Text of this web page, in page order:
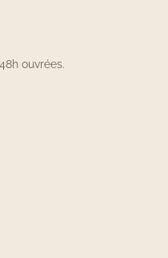
ouvrées.